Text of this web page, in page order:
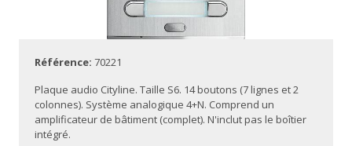
Référence: 70221
Plaque audio Cityline. Taille S6. 14 boutons (7 lignes et 2
colonnes). Système analogique 4+N. Comprend un
amplificateur de bâtiment (complet). N'inclut pas le boîtier
intégré.